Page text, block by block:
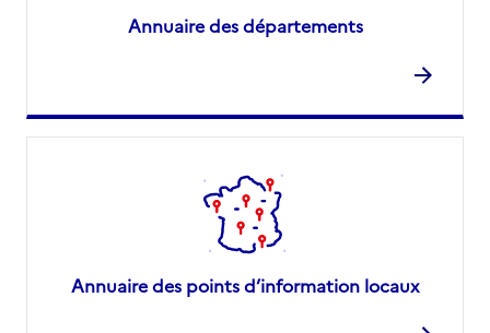
Annuaire des départements
Annuaire des points d’information locaux